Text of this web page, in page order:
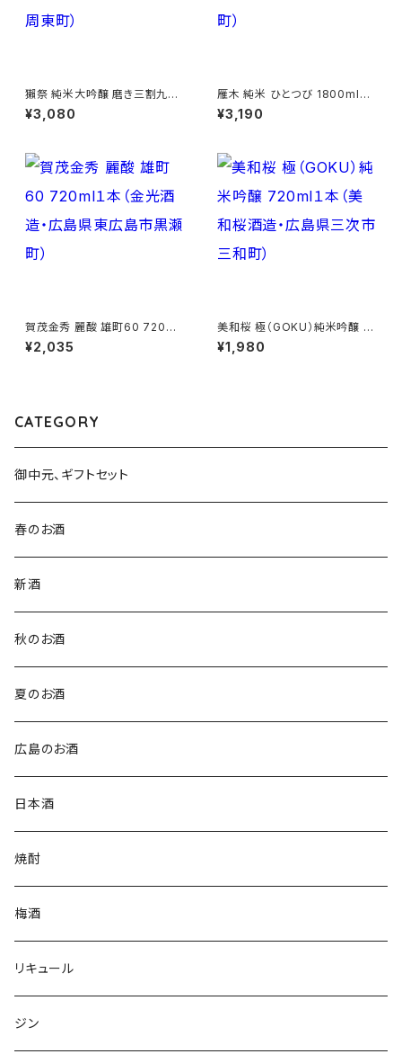
獺祭 純米大吟醸 磨き三割九分
720ml１本（旭酒造・山口県岩
国市周東町）
¥3,080
雁木 純米 ひとつび 1800ml１
本（八百新酒造・山口県岩国市
今津町）
¥3,190
賀茂金秀 麗酸 雄町60 720ml
１本（金光酒造・広島県東広島市
黒瀬町）
¥2,035
美和桜 極（GOKU）純米吟醸 7
20ml１本（美和桜酒造・広島県
三次市三和町）
¥1,980
CATEGORY
御中元、ギフトセット
春のお酒
新酒
秋のお酒
夏のお酒
広島のお酒
日本酒
焼酎
梅酒
リキュール
ジン